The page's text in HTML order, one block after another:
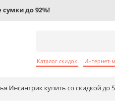
до 92%!
Каталог скидок Интернет-
Инсантрик купить со скидкой до